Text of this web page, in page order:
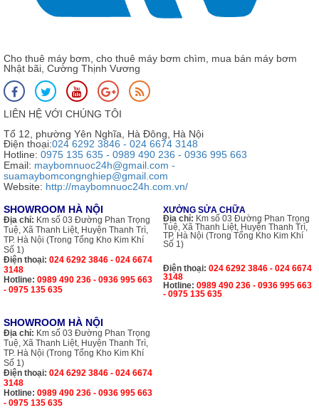
Cho thuê máy bơm, cho thuê máy bơm chìm, mua bán máy bơm
Nhật bãi, Cường Thịnh Vương
LIÊN HỆ VỚI CHÚNG TÔI
Tổ 12, phường Yên Nghĩa, Hà Đông, Hà Nội
Điện thoại:024 6292 3846 - 024 6674 3148
Hotline: 0975 135 635 - 0989 490 236 - 0936 995 663
Email: maybomnuoc24h@gmail.com -
suamaybomcongnghiep@gmail.com
Website: http://maybomnuoc24h.com.vn/
SHOWROOM HÀ NỘI
Địa chỉ: Km số 03 Đường Phan Trọng
Tuệ, Xã Thanh Liệt, Huyện Thanh Trì,
TP. Hà Nội (Trong Tổng Kho Kim Khí
Số 1)
Điện thoại: 024 6292 3846 - 024 6674
3148
Hotline: 0989 490 236 - 0936 995 663
- 0975 135 635
XƯỞNG SỬA CHỮA
Địa chỉ: Km số 03 Đường Phan Trọng
Tuệ, Xã Thanh Liệt, Huyện Thanh Trì,
TP. Hà Nội (Trong Tổng Kho Kim Khí
Số 1)
Điện thoại: 024 6292 3846 - 024 6674
3148
Hotline: 0989 490 236 - 0936 995 663
- 0975 135 635
SHOWROOM HÀ NỘI
Địa chỉ: Km số 03 Đường Phan Trọng
Tuệ, Xã Thanh Liệt, Huyện Thanh Trì,
TP. Hà Nội (Trong Tổng Kho Kim Khí
Số 1)
Điện thoại: 024 6292 3846 - 024 6674
3148
Hotline: 0989 490 236 - 0936 995 663
- 0975 135 635